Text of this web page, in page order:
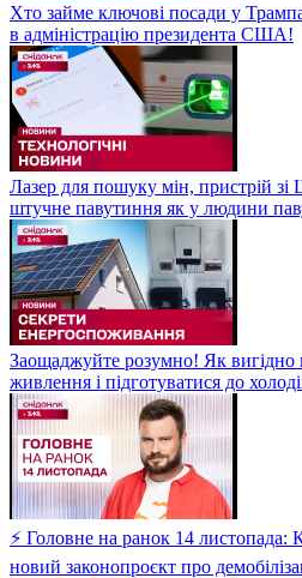
Хто займе ключові посади у
в адміністрацію президента США!
Лазер для пошуку мін, пристрій
штучне павутиння як у людини
Заощаджуйте розумно! Як вигідно
живлення і підготуватися до
⚡ Головне на ранок 14 листопада:
новий законопроєкт про